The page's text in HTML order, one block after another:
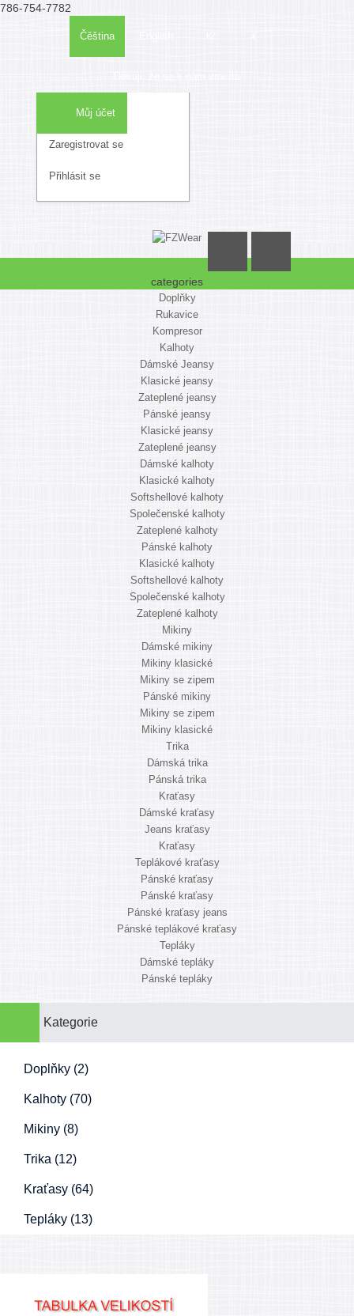
786-754-7782
Čěština
Můj účet
Zaregistrovat se
Přihlásit se
categories
Doplňky
Rukavice
Kompresor
Kalhoty
Dámské Jeansy
Klasické jeansy
Zateplené jeansy
Pánské jeansy
Klasické jeansy
Zateplené jeansy
Dámské kalhoty
Klasické kalhoty
Softshellové kalhoty
Společenské kalhoty
Zateplené kalhoty
Pánské kalhoty
Klasické kalhoty
Softshellové kalhoty
Společenské kalhoty
Zateplené kalhoty
Mikiny
Dámské mikiny
Mikiny klasické
Mikiny se zipem
Pánské mikiny
Mikiny se zipem
Mikiny klasické
Trika
Dámská trika
Pánská trika
Kraťasy
Dámské kraťasy
Jeans kraťasy
Kraťasy
Teplákové kraťasy
Pánské kraťasy
Pánské kraťasy
Pánské kraťasy jeans
Pánské teplákové kraťasy
Tepláky
Dámské tepláky
Pánské tepláky
Kategorie
Doplňky (2)
Kalhoty (70)
Mikiny (8)
Trika (12)
Kraťasy (64)
Tepláky (13)